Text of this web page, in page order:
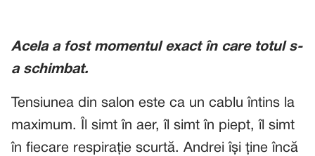
Acela a fost momentul exact în care totul s-
a schimbat.
Tensiunea din salon este ca un cablu întins la
maximum. Îl simt în aer, îl simt în piept, îl simt
în fiecare respirație scurtă. Andrei își ține încă